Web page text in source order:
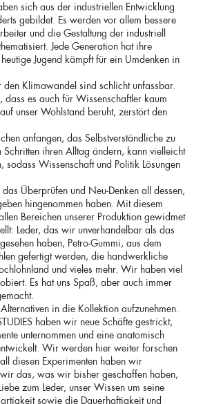
sich aus der industriellen Entwicklung
gebildet. Es werden vor allem bessere
und die Gestaltung der industriell
Jede Generation hat ihre
Jugend kämpft für ein Umdenken in
den Klimawandel sind schlicht unfassbar.
dass es auch für Wissenschaftler kaum
unser Wohlstand beruht, zerstört den
anfangen, das Selbstverständliche zu
Schritten ihren Alltag ändern, kann vielleicht
sodass Wissenschaft und Politik Lösungen
das Überprüfen und Neu-Denken all dessen,
hingenommen haben. Mit diesem
Bereichen unserer Produktion gewidmet
Leder, das wir unverhandelbar als das
haben, Petro-Gummi, aus dem
gefertigt werden, die handwerkliche
und vieles mehr. Wir haben viel
Es hat uns Spaß, aber auch immer
in die Kollektion aufzunehmen.
haben wir neue Schäfte gestrickt,
unternommen und eine anatomisch
Wir werden hier weiter forschen
diesen Experimenten haben wir
das, was wir bisher geschaffen haben,
zum Leder, unser Wissen um seine
sowie die Dauerhaftigkeit und